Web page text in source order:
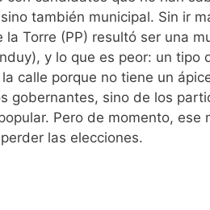
también municipal. Sin ir
Torre (PP) resultó ser una
y lo que es peor: un tipo
calle porque no tiene un
gobernantes, sino de los
Pero de momento, ese
las elecciones.